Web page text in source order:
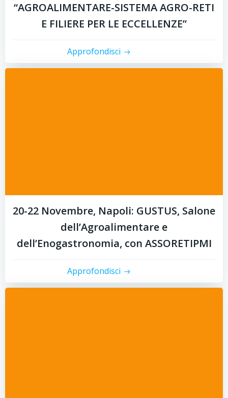
“AGROALIMENTARE-SISTEMA AGRO-RETI
E FILIERE PER LE ECCELLENZE”
Approfondisci
20-22 Novembre, Napoli: GUSTUS, Salone
dell’Agroalimentare e
dell’Enogastronomia, con ASSORETIPMI
Approfondisci